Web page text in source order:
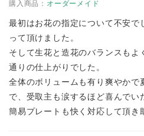
購入商品： オーダーメイド
最初はお花の指定について不安で
って頂けました。
そして生花と造花のバランスもよ
通りの仕上がりでした。
全体のボリュームも有り爽やかで
で、受取主も涙するほど喜んでい
簡易プレートも快く対応して頂き